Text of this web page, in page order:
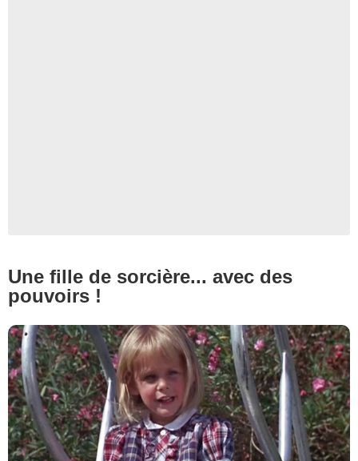
Une fille de sorcière... avec des
pouvoirs !